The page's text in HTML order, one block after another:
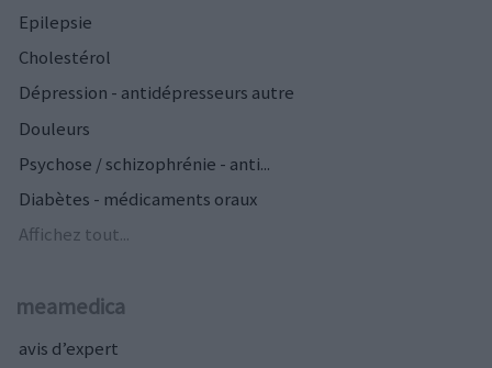
Epilepsie
Cholestérol
Dépression - antidépresseurs autre
Douleurs
Psychose / schizophrénie - anti...
Diabètes - médicaments oraux
Affichez tout...
meamedica
avis d’expert